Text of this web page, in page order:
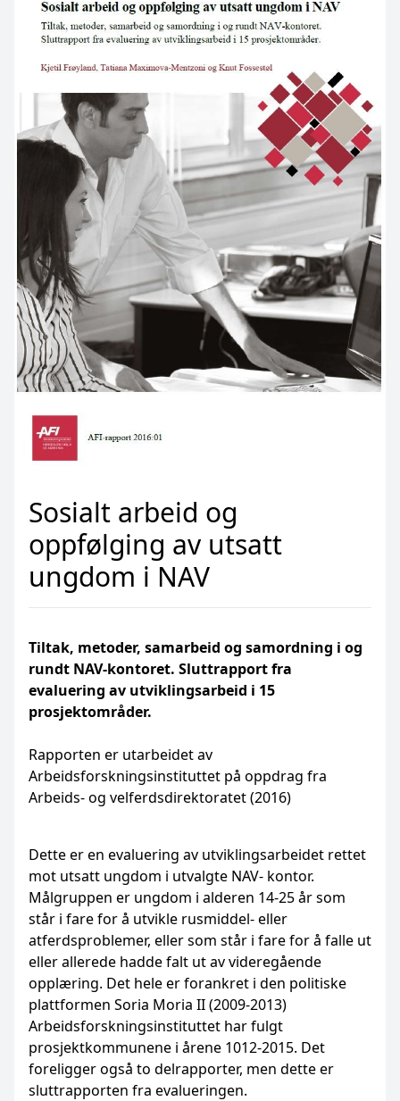
Sosialt arbeid og
oppfølging av utsatt
ungdom i NAV
Tiltak, metoder, samarbeid og samordning i og
rundt NAV-kontoret. Sluttrapport fra
evaluering av utviklingsarbeid i 15
prosjektområder.
Rapporten er utarbeidet av
Arbeidsforskningsinstituttet på oppdrag fra
Arbeids- og velferdsdirektoratet (2016)
Dette er en evaluering av utviklingsarbeidet rettet
mot utsatt ungdom i utvalgte NAV- kontor.
Målgruppen er ungdom i alderen 14-25 år som
står i fare for å utvikle rusmiddel- eller
atferdsproblemer, eller som står i fare for å falle ut
eller allerede hadde falt ut av videregående
opplæring. Det hele er forankret i den politiske
plattformen Soria Moria II (2009-2013)
Arbeidsforskningsinstituttet har fulgt
prosjektkommunene i årene 1012-2015. Det
foreligger også to delrapporter, men dette er
sluttrapporten fra evalueringen.